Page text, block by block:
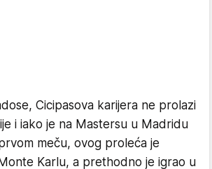
Cicipasova karijera ne prolazi
i iako je na Mastersu u Madridu
meču, ovog proleća je
Karlu, a prethodno je igrao u